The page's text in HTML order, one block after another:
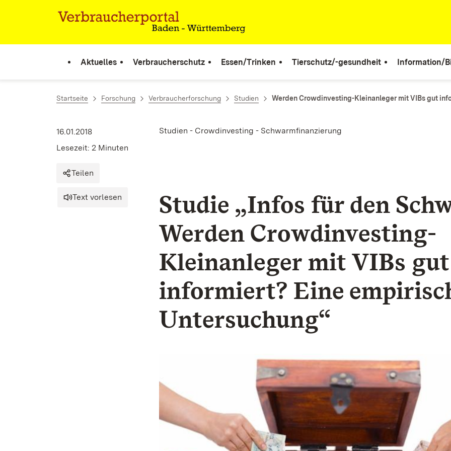
Zum Inhalt springen
Aktuelles Verbraucherschutz Essen/Trinken Tierschutz/-gesundheit Information/
Startseite Forschung Verbraucherforschung Studien Werden Crowdinvesting-Kleinanleger mit VIBs gut
Studien - Crowdinvesting - Schwarmfinanzierung
16.01.2018
Lesezeit: 2 Minuten
Teilen
Text vorlesen
Studie „Infos für den
Werden Crowdinvesting-
Kleinanleger mit VIBs gut
informiert? Eine
Untersuchung“